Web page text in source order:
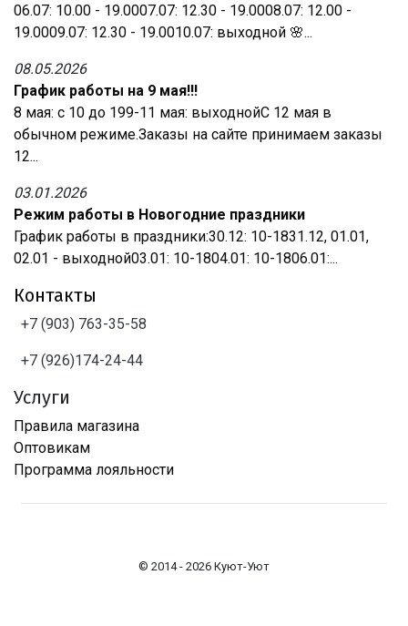
06.07: 10.00 - 19.0007.07: 12.30 - 19.0008.07: 12.00 -
19.0009.07: 12.30 - 19.0010.07: выходной 🌸...
08.05.2026
График работы на 9 мая!!!
8 мая: с 10 до 199-11 мая: выходнойС 12 мая в
обычном режиме.Заказы на сайте принимаем заказы
12...
03.01.2026
Режим работы в Новогодние праздники
График работы в праздники:30.12: 10-1831.12, 01.01,
02.01 - выходной03.01: 10-1804.01: 10-1806.01:...
Контакты
+7 (903) 763-35-58
+7 (926)174-24-44
Услуги
Правила магазина
Оптовикам
Программа лояльности
© 2014 - 2026 Куют-Уют